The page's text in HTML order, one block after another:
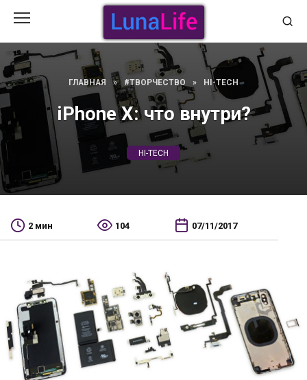
содержанию
ГЛАВНАЯ » #ТВОРЧЕСТВО » HI-TECH
iPhone X: что внутри?
HI-TECH
2 мин 104 07/11/2017